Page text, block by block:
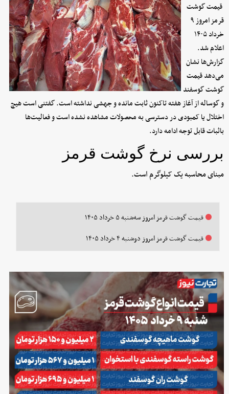
قیمت گوشت
قرمز امروز ۹
خرداد ۱۴۰۵
اعلام شد.
گزارش‌ها نشان
می‌دهد قیمت
گوشت گوسفند
و گوسالهازآغاز هفته تاکنون ثابت مانده و جهشی نداشته است. گفتنی است هیچ
اختلال یا کمبودی در دسترسی به محصولات مشاهده نشده است و فعالیت‌ها
باثبات قابل توجه ادامه دارد.
بررسی نرخ گوشت قرمز
مبنای محاسبه یک کیلوگرم است.
قیمت گوشت قرمز امروز سه‌شنبه ۵ خرداد ۱۴۰۵
قیمت گوشت قرمز امروز دوشنبه ۴ خرداد ۱۴۰۵